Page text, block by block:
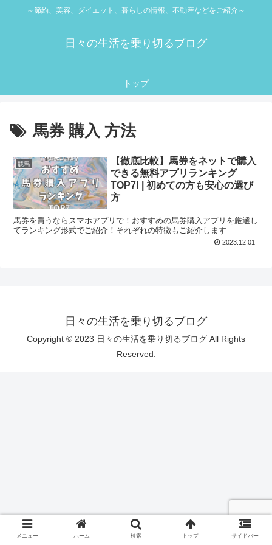
～節約、美容、ダイエット、暮らしの情報、不動産などをご紹介～
日々の生活を乗り切るブログ
トップ
馬券 購入 方法
競馬
【徹底比較】馬券をネットで購入
できる無料アプリランキング
TOP7! | 初めての方も安心の選び
方
馬券を買うならスマホアプリで！おすすめの馬券購入アプリを厳選し
てランキング形式でご紹介！それぞれの特徴もご紹介します
2023.12.01
日々の生活を乗り切るブログ
Copyright © 2023 日々の生活を乗り切るブログ All Rights
Reserved.
メニュー ホーム 検索 トップ サイドバー